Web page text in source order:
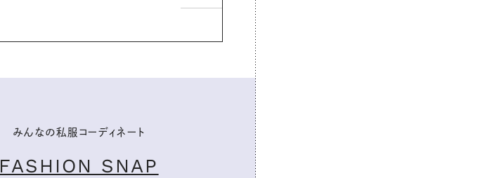
みんなの私服コーディネート
FASHION SNAP